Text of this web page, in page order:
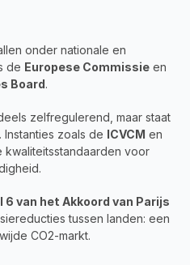
onder nationale en
de Europese Commissie en
Board.
zelfregulerend, maar staat
zoals de ICVCM
kwaliteitsstandaarden voor
6 van het Akkoord van Parijs
tussen landen: een
CO2-markt.